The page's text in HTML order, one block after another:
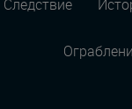
Следствие